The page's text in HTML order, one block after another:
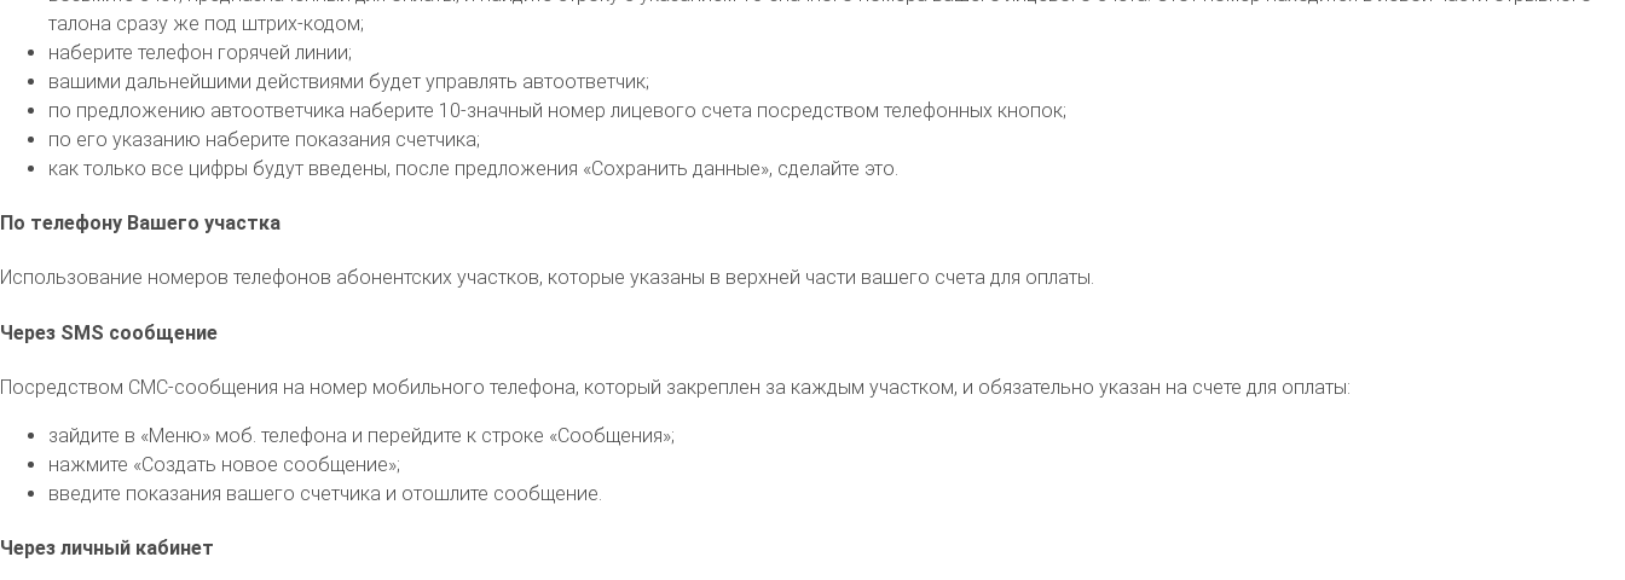
талона сразу же под штрих-кодом;
наберите телефон горячей линии;
вашими дальнейшими действиями будет управлять автоответчик;
по предложению автоответчика наберите 10-значный номер лицевого счета посредством телефонных кнопок;
по его указанию наберите показания счетчика;
как только все цифры будут введены, после предложения «Сохранить данные», сделайте это.
По телефону Вашего участка
Использование номеров телефонов абонентских участков, которые указаны в верхней части вашего счета для оплаты.
Через SMS сообщение
Посредством СМС-сообщения на номер мобильного телефона, который закреплен за каждым участком, и обязательно указан на счете для оплаты:
зайдите в «Меню» моб. телефона и перейдите к строке «Сообщения»;
нажмите «Создать новое сообщение»;
введите показания вашего счетчика и отошлите сообщение.
Через личный кабинет